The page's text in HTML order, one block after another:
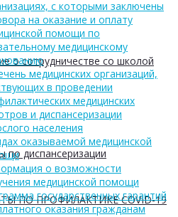
о сотрудничестве со школой
по диспансеризации
ПО ПРОФИЛАКТИКЕ COVID-19
с которыми заключены
на оказание и оплату
помощи по
медицинскому
медицинских организаций,
в проведении
медицинских
и диспансеризации
населения
оказываемой медицинской
о возможности
медицинской помощи
государственных гарантий
оказания гражданам